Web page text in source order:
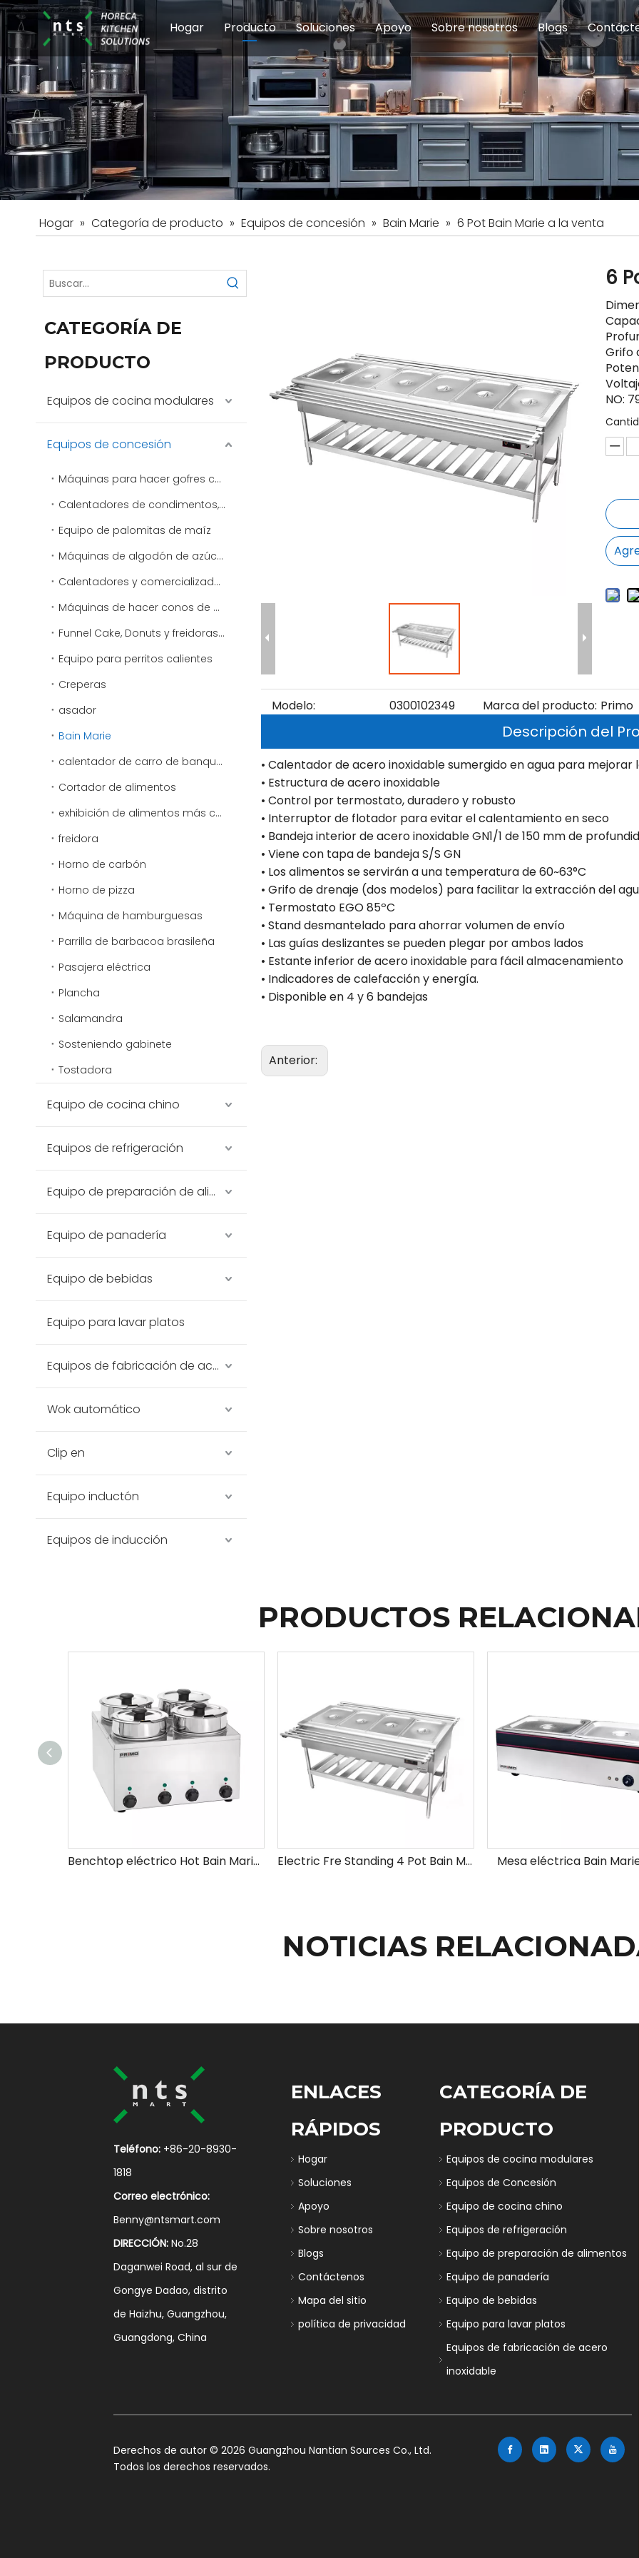
Hogar Producto
Equipos de cocina modulares Equipos de Concesión Equipo
Equipo de preparación de alimentosEquipo de panadería Equipo
Soluciones
Escuelas y educación Comedor del personal
Hoteles Restaurante y comida
Apoyo
Servicio Preguntas
Sobre nosotros
Introducción de la empresa
Blogs
Hogar » Categoría de producto » Equipos de concesión » Bain Marie » 6 Pot Bain Marie a la venta
CATEGORÍA DE
PRODUCTO
Equipos de cocina modulares
Equipos de concesión
Máquinas para hacer gofres comerciales
Calentadores de condimentos, aderezos y salsas
Equipo de palomitas de maíz
Máquinas de algodón de azúcar
Calentadores y comercializadores de virutas
Máquinas de hacer conos de nieve y máquinas de afeitar de hielo comerciales
Funnel Cake, Donuts y freidoras especiales
Equipo para perritos calientes
Creperas
asador
Bain Marie
calentador de carro de banquete
Cortador de alimentos
exhibición de alimentos más cálido
freidora
Horno de carbón
Horno de pizza
Máquina de hamburguesas
Parrilla de barbacoa brasileña
Pasajera eléctrica
Plancha
Salamandra
Sosteniendo gabinete
Tostadora
Equipo de cocina chino
Equipos de refrigeración
Equipo de preparación de alimentos
Equipo de panadería
Equipo de bebidas
Equipo para lavar platos
Equipos de fabricación de acero inoxidable
Wok automático
Clip en
Equipo inductón
Equipos de inducción
6
Grifo
NO:
Modelo: 0300102349 Marca del producto: Primo
Descripción del
• Calentador de acero inoxidable sumergido en agua para mejorar
• Estructura de acero inoxidable
• Control por termostato, duradero y robusto
• Interruptor de flotador para evitar el calentamiento en seco
• Bandeja interior de acero inoxidable GN1/1 de 150 mm de
• Viene con tapa de bandeja S/S GN
• Los alimentos se servirán a una temperatura de 60~63°C
• Grifo de drenaje (dos modelos) para facilitar la extracción del
• Termostato EGO 85ºC
• Stand desmantelado para ahorrar volumen de envío
• Las guías deslizantes se pueden plegar por ambos lados
• Estante inferior de acero inoxidable para fácil almacenamiento
• Indicadores de calefacción y energía.
• Disponible en 4 y 6 bandejas
Anterior:
PRODUCTOS
Benchtop eléctrico Hot Bain Marie Price Electric Fre Standing 4 Pot Bain Marie Mesa eléctrica Bain
NOTICIAS
Teléfono: +86-20-8930-
1818
Correo electrónico:
Benny@ntsmart.com
DIRECCIÓN: No.28
Daganwei Road, al sur de
Gongye Dadao, distrito
de Haizhu, Guangzhou,
Guangdong, China
ENLACES
RÁPIDOS
Hogar
Soluciones
Apoyo
Sobre nosotros
Blogs
Contáctenos
Mapa del sitio
política de privacidad
CATEGORÍA DE
PRODUCTO
Equipos de cocina modulares
Equipos de Concesión
Equipo de cocina chino
Equipos de refrigeración
Equipo de preparación de alimentos
Equipo de panadería
Equipo de bebidas
Equipo para lavar platos
Equipos de fabricación de acero
inoxidable
​Derechos de autor ©2026 Guangzhou Nantian Sources Co., Ltd.
Todos los derechos reservados.